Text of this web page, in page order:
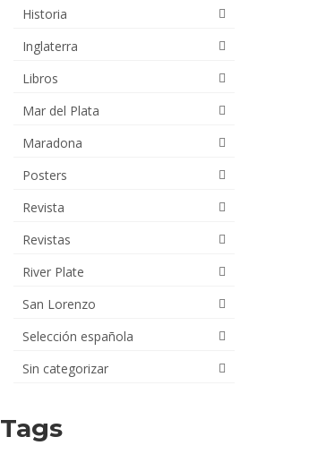
Historia
Inglaterra
Libros
Mar del Plata
Maradona
Posters
Revista
Revistas
River Plate
San Lorenzo
Selección española
Sin categorizar
Tags